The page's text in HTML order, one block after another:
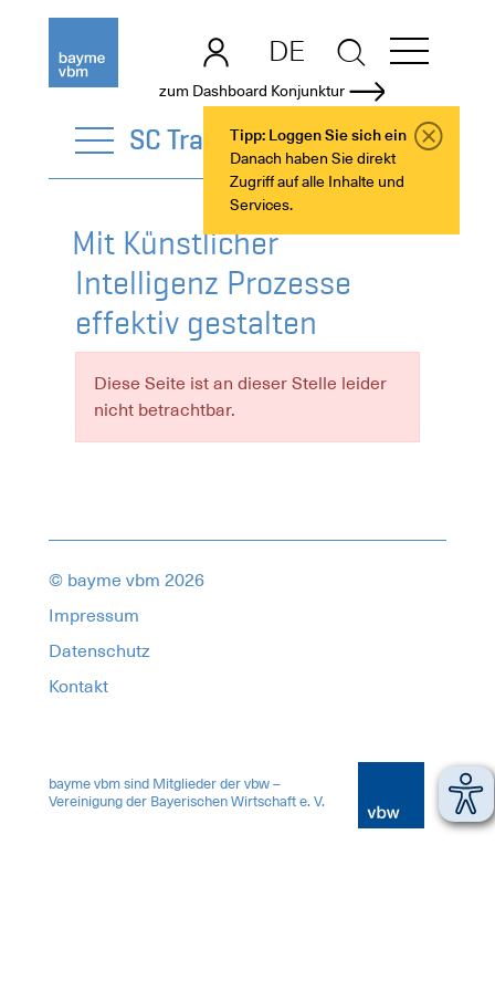
zum Dashboard Konjunktur
Tipp: Loggen Sie sich ein
Danach haben Sie direkt
Zugriff auf alle Inhalte und
Services.
DE
EN
SC Transformation
Mit Künstlicher
Intelligenz Prozesse
effektiv gestalten
Diese Seite ist an dieser Stelle leider
nicht betrachtbar.
© bayme vbm 2026
Impressum
Datenschutz
Kontakt
bayme vbm sind Mitglieder der vbw –
Vereinigung der Bayerischen Wirtschaft e. V.